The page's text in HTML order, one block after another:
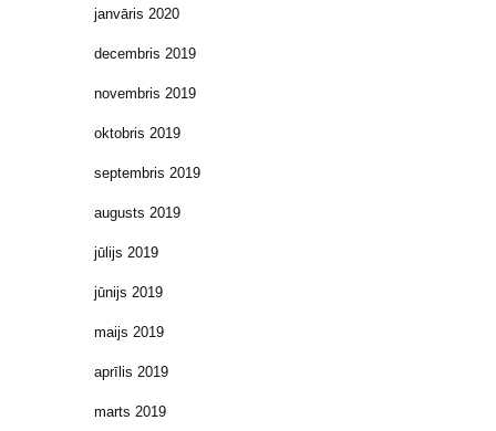
janvāris 2020
decembris 2019
novembris 2019
oktobris 2019
septembris 2019
augusts 2019
jūlijs 2019
jūnijs 2019
maijs 2019
aprīlis 2019
marts 2019